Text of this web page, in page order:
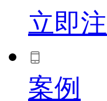
立即
案例